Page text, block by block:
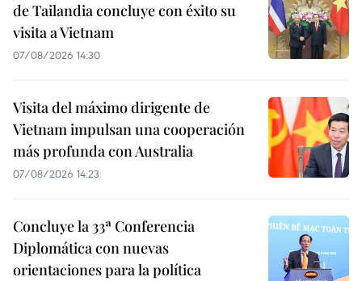
de Tailandia concluye con éxito su
visita a Vietnam
07/08/2026 14:30
Visita del máximo dirigente de
Vietnam impulsan una cooperación
más profunda con Australia
07/08/2026 14:23
Concluye la 33ª Conferencia
Diplomática con nuevas
orientaciones para la política